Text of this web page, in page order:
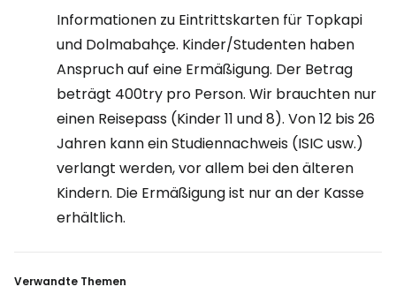
Informationen zu Eintrittskarten für Topkapi
und Dolmabahçe. Kinder/Studenten haben
Anspruch auf eine Ermäßigung. Der Betrag
beträgt 400try pro Person. Wir brauchten nur
einen Reisepass (Kinder 11 und 8). Von 12 bis 26
Jahren kann ein Studiennachweis (ISIC usw.)
verlangt werden, vor allem bei den älteren
Kindern. Die Ermäßigung ist nur an der Kasse
erhältlich.
Verwandte Themen